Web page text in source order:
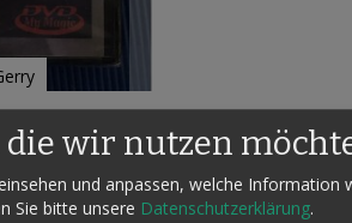
die wir nutzen
und anpassen, welche Information
Sie bitte unsere Datenschutzerklärung.